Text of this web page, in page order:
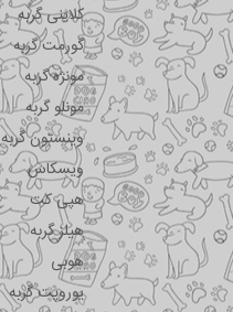
کلاینی گربه
گورمت گربه
مونژه گربه
مونلو گربه
وینستون گربه
ویسکاس
هپی کت
هیلز گربه
هوبی
یوروپت گربه